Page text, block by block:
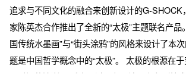
追求与不同文化的融合来创新设计的G-SHOCK
家陈英杰合作推出了全新的“太极”主题联名产品
国传统水墨画”与“街头涂鸦”的风格来设计了本
题是中国哲学概念中的“太极”。 太极的根源在
于时间的流逝。 手表通过黑色IP涂层和印刷技术